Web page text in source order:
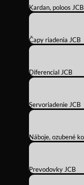
Kardan, poloos JCB
Čapy riadenia JCB
Diferencial JCB
Servoriadenie JCB
Náboje, ozubené
Prevodovky JCB